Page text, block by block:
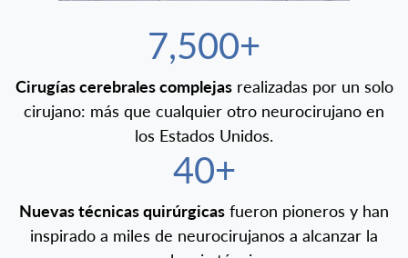
7,500+
Cirugías cerebrales complejasrealizadas por un solo
cirujano: más que cualquier otro neurocirujano en
los Estados Unidos.
40+
Nuevas técnicas quirúrgicas fueron pioneros y han
inspirado a miles de neurocirujanos a alcanzar la